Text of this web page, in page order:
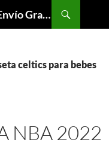
Camisetas NBA 2024 Baratas【Envío Gratis】
celtics para bebes
NBA 2022